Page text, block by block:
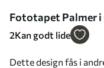
Fototapet Palmer i
u71284v3
2Kan godt lide
Dette design fås i